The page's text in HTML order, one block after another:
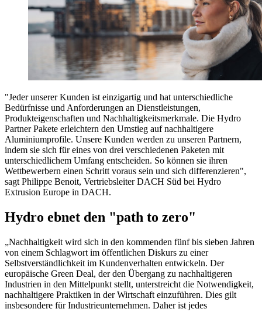
"Jeder unserer Kunden ist einzigartig und hat unterschiedliche
Bedürfnisse und Anforderungen an Dienstleistungen,
Produkteigenschaften und Nachhaltigkeitsmerkmale. Die Hydro
Partner Pakete erleichtern den Umstieg auf nachhaltigere
Aluminiumprofile. Unsere Kunden werden zu unseren Partnern,
indem sie sich für eines von drei verschiedenen Paketen mit
unterschiedlichem Umfang entscheiden. So können sie ihren
Wettbewerbern einen Schritt voraus sein und sich differenzieren",
sagt Philippe Benoit, Vertriebsleiter DACH Süd bei Hydro
Extrusion Europe in DACH.
Hydro ebnet den "path to zero"
„Nachhaltigkeit wird sich in den kommenden fünf bis sieben Jahren
von einem Schlagwort im öffentlichen Diskurs zu einer
Selbstverständlichkeit im Kundenverhalten entwickeln. Der
europäische Green Deal, der den Übergang zu nachhaltigeren
Industrien in den Mittelpunkt stellt, unterstreicht die Notwendigkeit,
nachhaltigere Praktiken in der Wirtschaft einzuführen. Dies gilt
insbesondere für Industrieunternehmen. Daher ist jedes